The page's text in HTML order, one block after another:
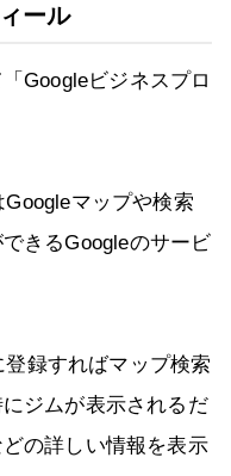
ール
Googleビジネスプロ
マップや検索
きるGoogleのサービ
録すればマップ検索
ジムが表示されるだ
の詳しい情報を表示